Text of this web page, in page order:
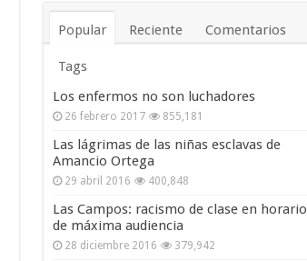
Popular Reciente Comentarios
Tags
Los enfermos no son luchadores
26 febrero 2017 855,181
Las lágrimas de las niñas esclavas de
Amancio Ortega
29 abril 2016 400,848
Las Campos: racismo de clase en horario
de máxima audiencia
28 diciembre 2016 379,942